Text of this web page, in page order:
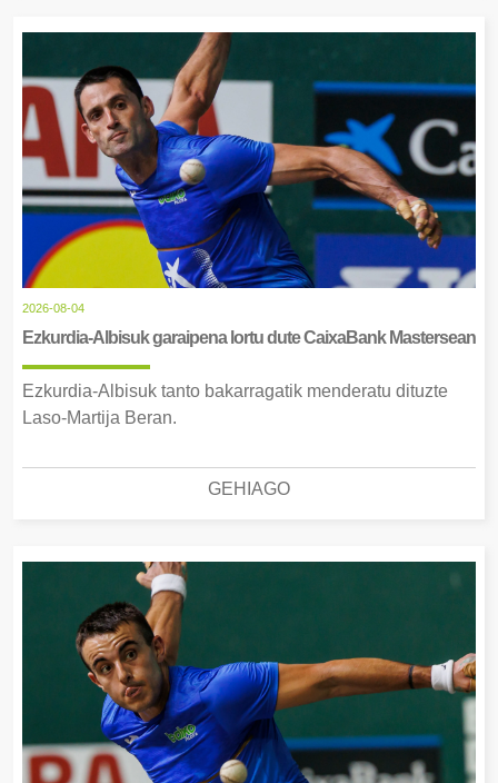
2026-08-04
Ezkurdia-Albisuk garaipena lortu dute CaixaBank Mastersean
Ezkurdia-Albisuk tanto bakarragatik menderatu dituzte
Laso-Martija Beran.
GEHIAGO